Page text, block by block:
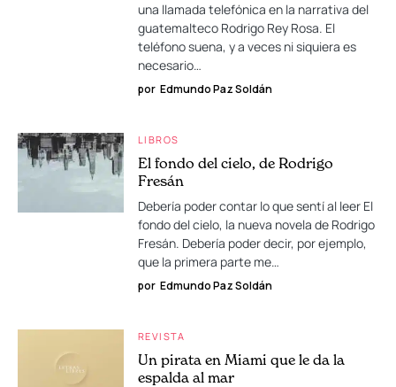
una llamada telefónica en la narrativa del
guatemalteco Rodrigo Rey Rosa. El
teléfono suena, y a veces ni siquiera es
necesario…
por Edmundo Paz Soldán
LIBROS
El fondo del cielo, de Rodrigo
Fresán
Debería poder contar lo que sentí al leer El
fondo del cielo, la nueva novela de Rodrigo
Fresán. Debería poder decir, por ejemplo,
que la primera parte me…
por Edmundo Paz Soldán
REVISTA
Un pirata en Miami que le da la
espalda al mar